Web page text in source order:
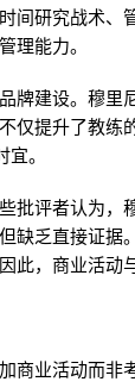
间研究战术
理能力。
牌建设。穆里
仅提升了教练
。
批评者认为
缺乏直接证
，商业活动
商业活动而